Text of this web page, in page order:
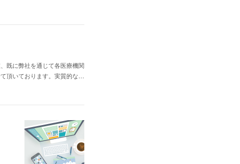
既に弊社を通じて各医療機関
頂いております。実質的な…